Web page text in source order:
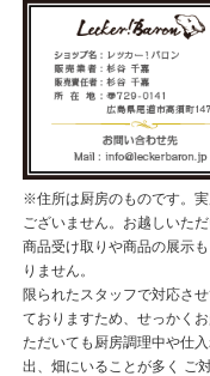
※住所は厨房のものです。
ございません。お越しいた
商品受け取りや商品の展示
りません。
限られたスタッフで対応さ
ておりますため、せっかく
ただいても厨房調理中や仕
出、畑にいることが多く ご